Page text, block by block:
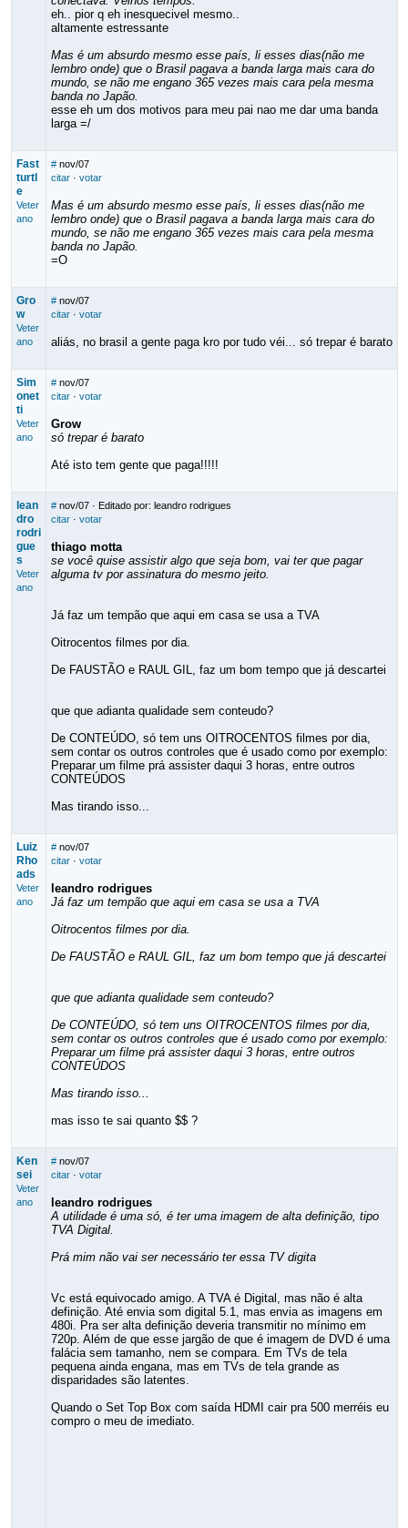
eh.. pior q eh inesquecivel mesmo..
altamente estressante
Mas é um absurdo mesmo esse país, li esses dias(não me
lembro onde) que o Brasil pagava a banda larga mais cara do
mundo, se não me engano 365 vezes mais cara pela mesma
banda no Japão.
esse eh um dos motivos para meu pai nao me dar uma banda
larga =/
Fast
turtl
e
Veter
ano
# nov/07
citar· votar
Mas é um absurdo mesmo esse país, li esses dias(não me
lembro onde) que o Brasil pagava a banda larga mais cara do
mundo, se não me engano 365 vezes mais cara pela mesma
banda no Japão.
=O
Gro
w
Veter
ano
# nov/07
citar· votar
aliás, no brasil a gente paga kro por tudo véi... só trepar é barato
Sim
onet
ti
Veter
ano
# nov/07
citar· votar
Grow
só trepar é barato
Até isto tem gente que paga!!!!!
lean
dro
rodri
gue
s
Veter
ano
# nov/07· Editado por: leandro rodrigues
citar· votar
thiago motta
se você quise assistir algo que seja bom, vai ter que pagar
alguma tv por assinatura do mesmo jeito.
Já faz um tempão que aqui em casa se usa a TVA
Oitrocentos filmes por dia.
De FAUSTÃO e RAUL GIL, faz um bom tempo que já descartei
que que adianta qualidade sem conteudo?
De CONTEÚDO, só tem uns OITROCENTOS filmes por dia,
sem contar os outros controles que é usado como por exemplo:
Preparar um filme prá assister daqui 3 horas, entre outros
CONTEÚDOS
Mas tirando isso...
Luiz
Rho
ads
Veter
ano
# nov/07
citar· votar
leandro rodrigues
Já faz um tempão que aqui em casa se usa a TVA
Oitrocentos filmes por dia.
De FAUSTÃO e RAUL GIL, faz um bom tempo que já descartei
que que adianta qualidade sem conteudo?
De CONTEÚDO, só tem uns OITROCENTOS filmes por dia,
sem contar os outros controles que é usado como por exemplo:
Preparar um filme prá assister daqui 3 horas, entre outros
CONTEÚDOS
Mas tirando isso...
mas isso te sai quanto $$ ?
Ken
sei
Veter
ano
# nov/07
citar· votar
leandro rodrigues
A utilidade é uma só, é ter uma imagem de alta definição, tipo
TVA Digital.
Prá mim não vai ser necessário ter essa TV digita
Vc está equivocado amigo. A TVA é Digital, mas não é alta
definição. Até envia som digital 5.1, mas envia as imagens em
480i. Pra ser alta definição deveria transmitir no mínimo em
720p. Além de que esse jargão de que é imagem de DVD é uma
falácia sem tamanho, nem se compara. Em TVs de tela
pequena ainda engana, mas em TVs de tela grande as
disparidades são latentes.
Quando o Set Top Box com saída HDMI cair pra 500 merréis eu
compro o meu de imediato.